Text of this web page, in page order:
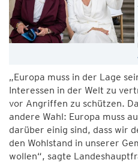
„Europa muss in der Lage
Interessen in der Welt zu
vor Angriffen zu schützen.
andere Wahl: Europa muss
darüber einig sind, dass wir
den Wohlstand in unserer
wollen“, sagte